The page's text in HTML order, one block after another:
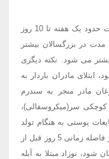
بهبود آبله مرغان در کودکان معمولا در مدت حدود یک هفته تا 10 روز
در بزرگسالان بیشتر
می شود. نکته دیگری
ابتلای مادران باردار به
مادر منجر به سندرم
کوچکی سر(میکروسفالی)،
پوستی به هنگام تولد
را به دنبال خواهد داشت. زمانی که مادر در فاصله زمانی 5 روز قبل از
مرغان شود، نوزاد مبتلا به آبله